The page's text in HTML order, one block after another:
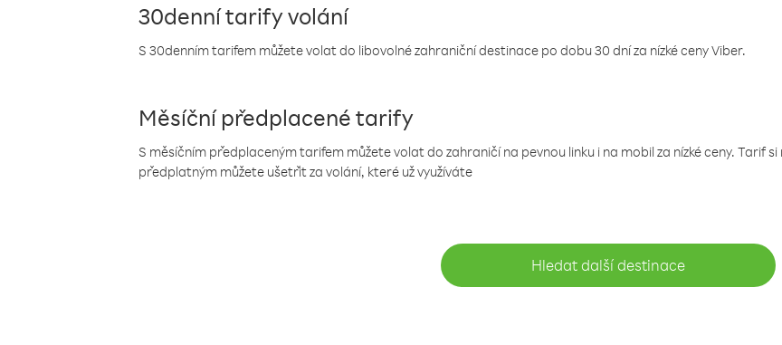
30denní tarify volání
S 30denním tarifem můžete volat do libovolné zahraniční destinace po dobu 30 dní za nízké ceny Viber.
Měsíční předplacené tarify
S měsíčním předplaceným tarifem můžete volat do zahraničí na pevnou linku i na mobil za nízké ceny. Tarif
předplatným můžete ušetřit za volání, které už využíváte
Hledat další destinace